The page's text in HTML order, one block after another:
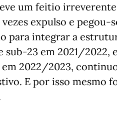
um feitio
expulso e
para integrar a
sub-23 em 2021/2022,
2022/2023,
E por isso mesmo